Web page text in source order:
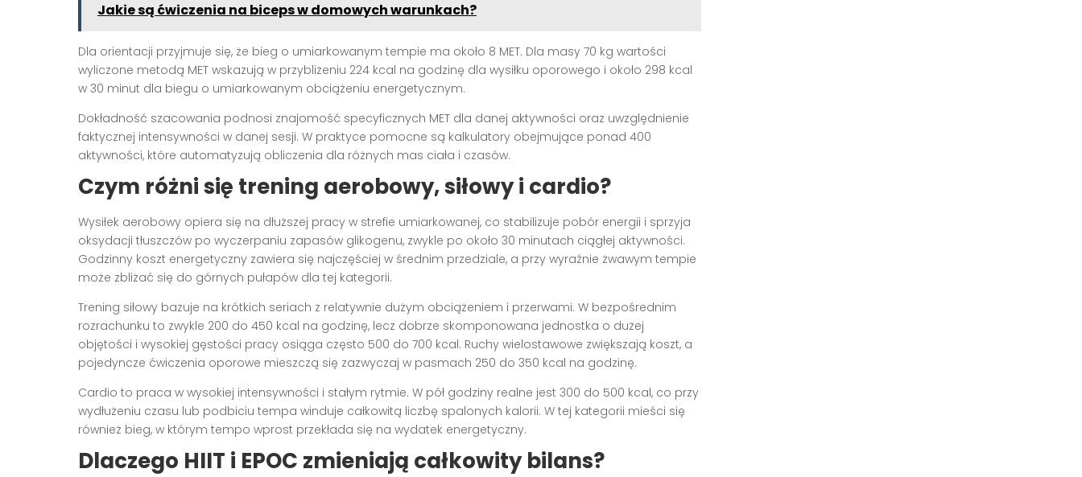
Jakie są ćwiczenia na biceps w domowych warunkach?
Dla orientacji przyjmuje się, że bieg o umiarkowanym tempie ma około 8 MET. Dla masy 70 kg wartości
wyliczone metodą MET wskazują w przybliżeniu 224 kcal na godzinę dla wysiłku oporowego i około 298 kcal
w 30 minut dla biegu o umiarkowanym obciążeniu energetycznym.
Dokładność szacowania podnosi znajomość specyficznych MET dla danej aktywności oraz uwzględnienie
faktycznej intensywności w danej sesji. W praktyce pomocne są kalkulatory obejmujące ponad 400
aktywności, które automatyzują obliczenia dla różnych mas ciała i czasów.
Czym różni się trening aerobowy, siłowy i cardio?
Wysiłek aerobowy opiera się na dłuższej pracy w strefie umiarkowanej, co stabilizuje pobór energii i sprzyja
oksydacji tłuszczów po wyczerpaniu zapasów glikogenu, zwykle po około 30 minutach ciągłej aktywności.
Godzinny koszt energetyczny zawiera się najczęściej w średnim przedziale, a przy wyraźnie żwawym tempie
może zbliżać się do górnych pułapów dla tej kategorii.
Trening siłowy bazuje na krótkich seriach z relatywnie dużym obciążeniem i przerwami. W bezpośrednim
rozrachunku to zwykle 200 do 450 kcal na godzinę, lecz dobrze skomponowana jednostka o dużej
objętości i wysokiej gęstości pracy osiąga często 500 do 700 kcal. Ruchy wielostawowe zwiększają koszt, a
pojedyncze ćwiczenia oporowe mieszczą się zazwyczaj w pasmach 250 do 350 kcal na godzinę.
Cardio to praca w wysokiej intensywności i stałym rytmie. W pół godziny realne jest 300 do 500 kcal, co przy
wydłużeniu czasu lub podbiciu tempa winduje całkowitą liczbę spalonych kalorii. W tej kategorii mieści się
również bieg, w którym tempo wprost przekłada się na wydatek energetyczny.
Dlaczego HIIT i EPOC zmieniają całkowity bilans?